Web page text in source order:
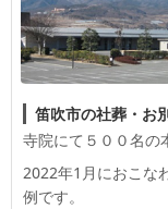
笛吹市の社葬・お
寺院にて５００名の
2022年1月におこな
例です。